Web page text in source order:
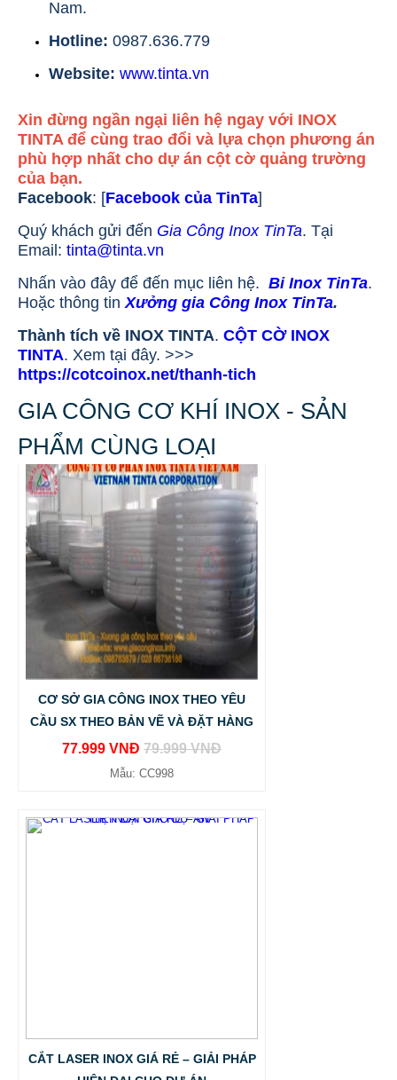
Nam.
Hotline: 0987.636.779
Website: www.tinta.vn
Xin đừng ngần ngại liên hệ ngay với INOX
TINTA để cùng trao đổi và lựa chọn phương án
phù hợp nhất cho dự án cột cờ quảng trường
của bạn.
Facebook: [Facebook của TinTa]
Quý khách gửi đến Gia Công Inox TinTa. Tại
Email: tinta@tinta.vn
Nhấn vào đây để đến mục liên hệ. Bi Inox TinTa.
Hoặc thông tin Xưởng gia Công Inox TinTa.
Thành tích về INOX TINTA. CỘT CỜ INOX
TINTA. Xem tại đây. >>>
https://cotcoinox.net/thanh-tich
GIA CÔNG CƠ KHÍ INOX - SẢN
PHẨM CÙNG LOẠI
CƠ SỞ GIA CÔNG INOX THEO YÊU
CẦU SX THEO BẢN VẼ VÀ ĐẶT HÀNG
77.999 VNĐ 79.999 VNĐ
Mẫu: CC998
CẮT LASER INOX GIÁ RẺ – GIẢI PHÁP